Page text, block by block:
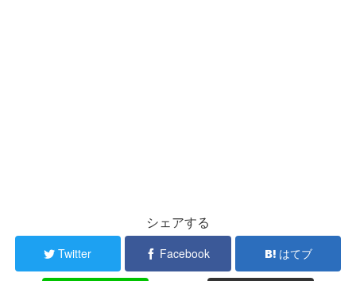
シェアする
Twitter Facebook はてブ